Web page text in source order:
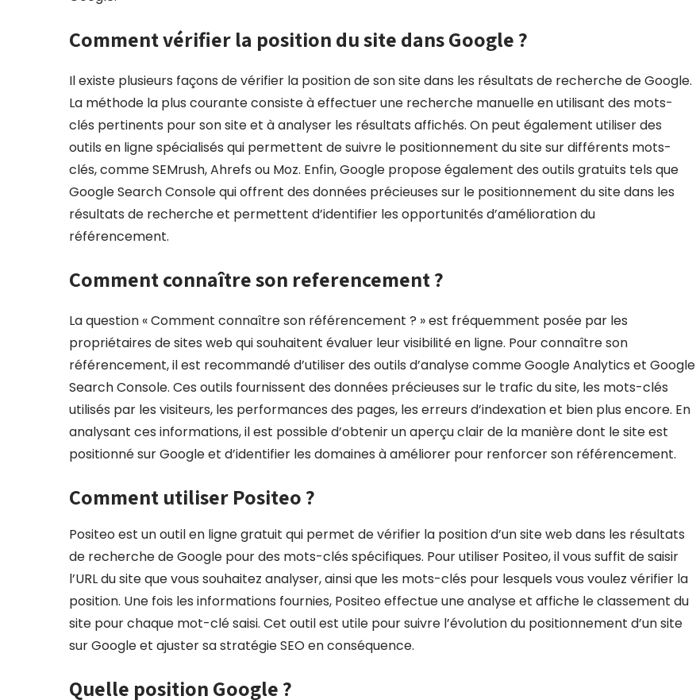
Comment vérifier la position du site dans Google ?
Il existe plusieurs façons de vérifier la position de son site dans les résultats de recherche de Google.
La méthode la plus courante consiste à effectuer une recherche manuelle en utilisant des mots-
clés pertinents pour son site et à analyser les résultats affichés. On peut également utiliser des
outils en ligne spécialisés qui permettent de suivre le positionnement du site sur différents mots-
clés, comme SEMrush, Ahrefs ou Moz. Enfin, Google propose également des outils gratuits tels que
Google Search Console qui offrent des données précieuses sur le positionnement du site dans les
résultats de recherche et permettent d’identifier les opportunités d’amélioration du
référencement.
Comment connaître son referencement ?
La question « Comment connaître son référencement ? » est fréquemment posée par les
propriétaires de sites web qui souhaitent évaluer leur visibilité en ligne. Pour connaître son
référencement, il est recommandé d’utiliser des outils d’analyse comme Google Analytics et Google
Search Console. Ces outils fournissent des données précieuses sur le trafic du site, les mots-clés
utilisés par les visiteurs, les performances des pages, les erreurs d’indexation et bien plus encore. En
analysant ces informations, il est possible d’obtenir un aperçu clair de la manière dont le site est
positionné sur Google et d’identifier les domaines à améliorer pour renforcer son référencement.
Comment utiliser Positeo ?
Positeo est un outil en ligne gratuit qui permet de vérifier la position d’un site web dans les résultats
de recherche de Google pour des mots-clés spécifiques. Pour utiliser Positeo, il vous suffit de saisir
l’URL du site que vous souhaitez analyser, ainsi que les mots-clés pour lesquels vous voulez vérifier la
position. Une fois les informations fournies, Positeo effectue une analyse et affiche le classement du
site pour chaque mot-clé saisi. Cet outil est utile pour suivre l’évolution du positionnement d’un site
sur Google et ajuster sa stratégie SEO en conséquence.
Quelle position Google ?